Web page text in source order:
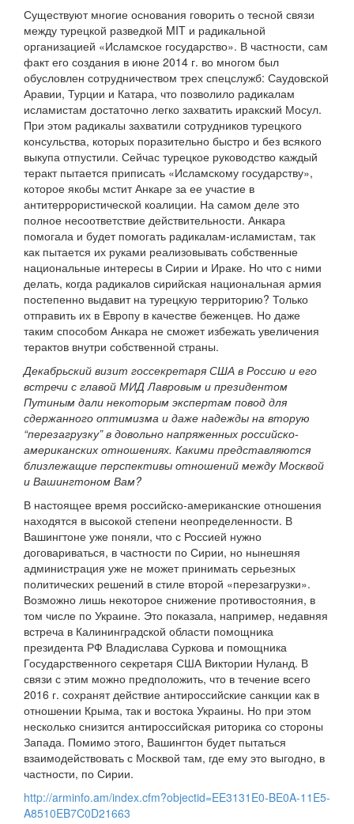
Существуют многие основания говорить о тесной связи
между турецкой разведкой MIT и радикальной
организацией «Исламское государство». В частности, сам
факт его создания в июне 2014 г. во многом был
обусловлен сотрудничеством трех спецслужб: Саудовской
Аравии, Турции и Катара, что позволило радикалам
исламистам достаточно легко захватить иракский Мосул.
При этом радикалы захватили сотрудников турецкого
консульства, которых поразительно быстро и без всякого
выкупа отпустили. Сейчас турецкое руководство каждый
теракт пытается приписать «Исламскому государству»,
которое якобы мстит Анкаре за ее участие в
антитеррористической коалиции. На самом деле это
полное несоответствие действительности. Анкара
помогала и будет помогать радикалам-исламистам, так
как пытается их руками реализовывать собственные
национальные интересы в Сирии и Ираке. Но что с ними
делать, когда радикалов сирийская национальная армия
постепенно выдавит на турецкую территорию? Только
отправить их в Европу в качестве беженцев. Но даже
таким способом Анкара не сможет избежать увеличения
терактов внутри собственной страны.
Декабрьский визит госсекретаря США в Россию и его
встречи с главой МИД Лавровым и президентом
Путиным дали некоторым экспертам повод для
сдержанного оптимизма и даже надежды на вторую
“перезагрузку” в довольно напряженных российско-
американских отношениях. Какими представляются
близлежащие перспективы отношений между Москвой
и Вашингтоном Вам?
В настоящее время российско-американские отношения
находятся в высокой степени неопределенности. В
Вашингтоне уже поняли, что с Россией нужно
договариваться, в частности по Сирии, но нынешняя
администрация уже не может принимать серьезных
политических решений в стиле второй «перезагрузки».
Возможно лишь некоторое снижение противостояния, в
том числе по Украине. Это показала, например, недавняя
встреча в Калининградской области помощника
президента РФ Владислава Суркова и помощника
Государственного секретаря США Виктории Нуланд. В
связи с этим можно предположить, что в течение всего
2016 г. сохранят действие антироссийские санкции как в
отношении Крыма, так и востока Украины. Но при этом
несколько снизится антироссийская риторика со стороны
Запада. Помимо этого, Вашингтон будет пытаться
взаимодействовать с Москвой там, где ему это выгодно, в
частности, по Сирии.
http://arminfo.am/index.cfm?objectid=EE3131E0-BE0A-11E5-
A8510EB7C0D21663